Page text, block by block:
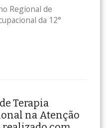
Regional de
da 12°
Terapia
na Atenção